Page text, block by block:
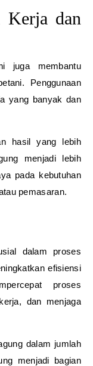
Kerja dan
juga membantu
Penggunaan
yang banyak dan
hasil yang lebih
menjadi lebih
pada kebutuhan
pemasaran.
dalam proses
efisiensi
proses
dan menjaga
dalam jumlah
menjadi bagian